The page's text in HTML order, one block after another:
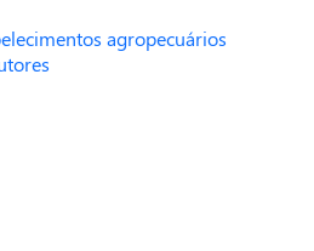
agropecuários